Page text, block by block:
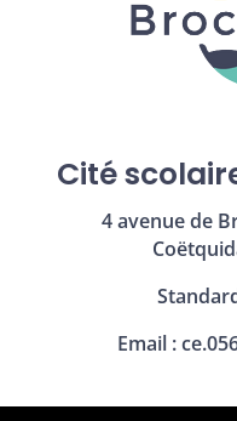
Cité
4 avenue de
Email :